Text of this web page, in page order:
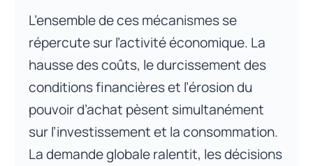
L’ensemble de ces mécanismes se
répercute sur l’activité économique. La
hausse des coûts, le durcissement des
conditions financières et l’érosion du
pouvoir d’achat pèsent simultanément
sur l’investissement et la consommation.
La demande globale ralentit, les décisions